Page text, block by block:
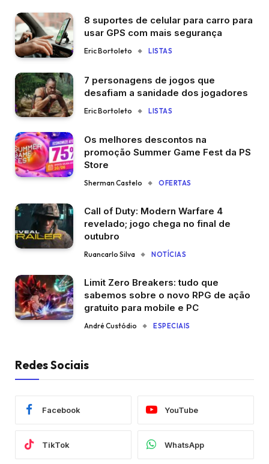
8 suportes de celular para carro para
usar GPS com mais segurança
Eric Bortoleto LISTAS
7 personagens de jogos que
desafiam a sanidade dos jogadores
Eric Bortoleto LISTAS
Os melhores descontos na
promoção Summer Game Fest da PS
Store
Sherman Castelo OFERTAS
Call of Duty: Modern Warfare 4
revelado; jogo chega no final de
outubro
Ruancarlo Silva NOTÍCIAS
Limit Zero Breakers: tudo que
sabemos sobre o novo RPG de ação
gratuito para mobile e PC
André Custódio ESPECIAIS
Redes Sociais
Facebook YouTube
TikTok WhatsApp